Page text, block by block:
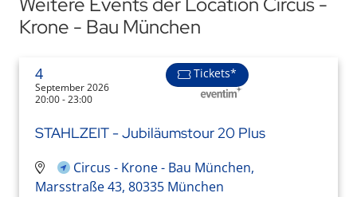
Krone - Bau München
4
September 2026
20:00 - 23:00
Tickets*
STAHLZEIT - Jubiläumstour 20 Plus
Circus - Krone - Bau München,
Marsstraße 43, 80335 München